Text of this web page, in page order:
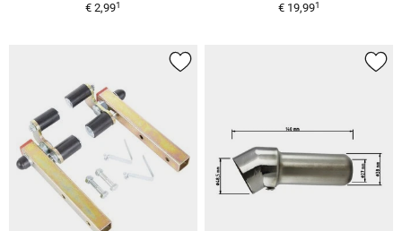
€ 2,991
€ 19,991